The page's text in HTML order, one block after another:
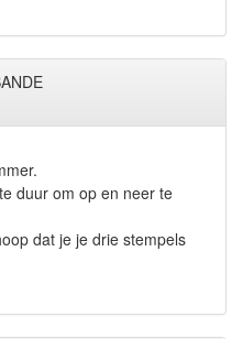
duur om op en neer te
dat je je drie stempels